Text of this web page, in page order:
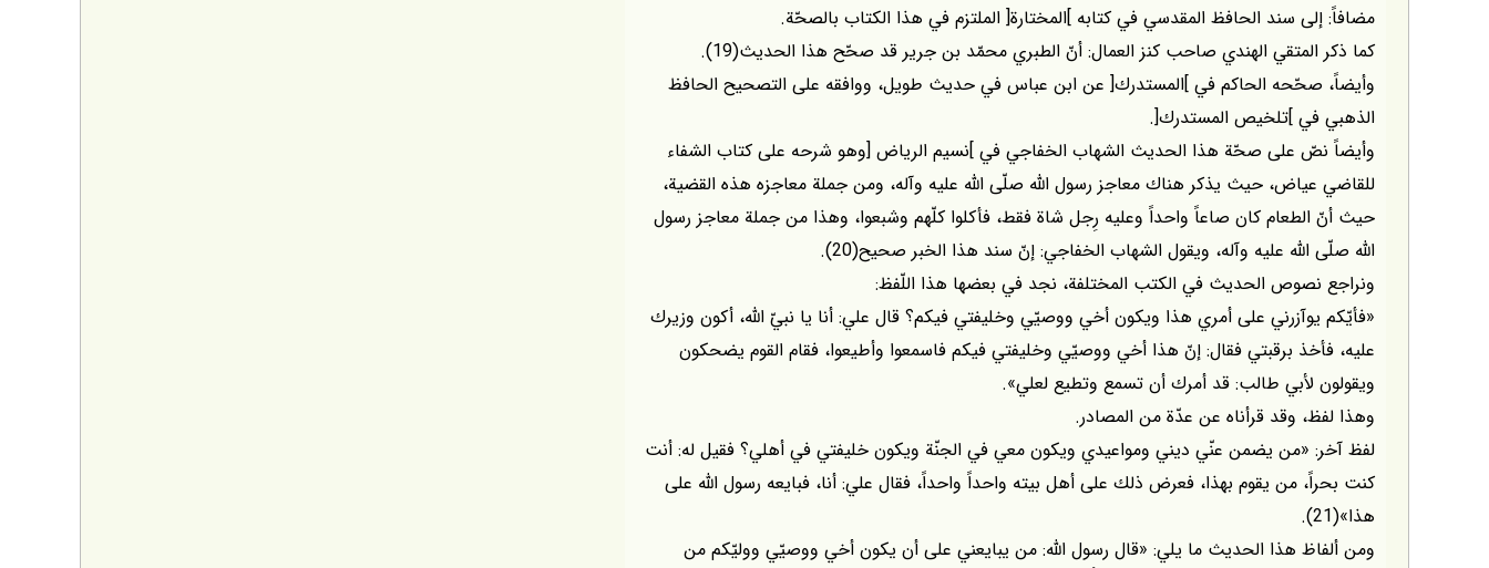
مضافاً: إلى سند الحافظ المقدسي في كتابه ]المختارة[ الملتزم في هذا الكتاب بالصحّة.
كما ذكر المتقي الهندي صاحب كنز العمال: أنّ الطبري محمّد بن جرير قد صحّح هذا الحديث(19).
وأيضاً، صحّحه الحاكم في ]المستدرك[ عن ابن عباس في حديث طويل، ووافقه على التصحيح الحافظ
الذهبي في ]تلخيص المستدرك[.
وأيضاً نصّ على صحّة هذا الحديث الشهاب الخفاجي في ]نسيم الرياض [وهو شرحه على كتاب الشفاء
للقاضي عياض، حيث يذكر هناك معاجز رسول اللّه صلّى اللّه عليه وآله، ومن جملة معاجزه هذه القضية،
حيث أنّ الطعام كان صاعاً واحداً وعليه رِجل شاة فقط، فأكلوا كلّهم وشبعوا، وهذا من جملة معاجز رسول
اللّه صلّى اللّه عليه وآله، ويقول الشهاب الخفاجي: إنّ سند هذا الخبر صحيح(20).
ونراجع نصوص الحديث في الكتب المختلفة، نجد في بعضها هذا اللّفظ:
«فأيّكم يوآزرني على أمري هذا ويكون أخي ووصيّي وخليفتي فيكم؟ قال علي: أنا يا نبيّ اللّه، أكون وزيرك
عليه، فأخذ برقبتي فقال: إنّ هذا أخي ووصيّي وخليفتي فيكم فاسمعوا وأطيعوا، فقام القوم يضحكون
ويقولون لأبي طالب: قد أمرك أن تسمع وتطيع لعلي».
وهذا لفظ، وقد قرأناه عن عدّة من المصادر.
لفظ آخر: «من يضمن عنّي ديني ومواعيدي ويكون معي في الجنّة ويكون خليفتي في أهلي؟ فقيل له: أنت
كنت بحراً، من يقوم بهذا، فعرض ذلك على أهل بيته واحداً واحداً، فقال علي: أنا، فبايعه رسول اللّه على
هذا»(21).
ومن ألفاظ هذا الحديث ما يلي: «قال رسول اللّه: من يبايعني على أن يكون أخي ووصيّي ووليّكم من